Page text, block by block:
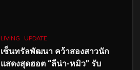
LIVING UPDATE
เซ็นทรัลพัฒนา คว้าสองสาวนัก
แสดงสุดฮอต “ลีน่า-หมิว” รับ